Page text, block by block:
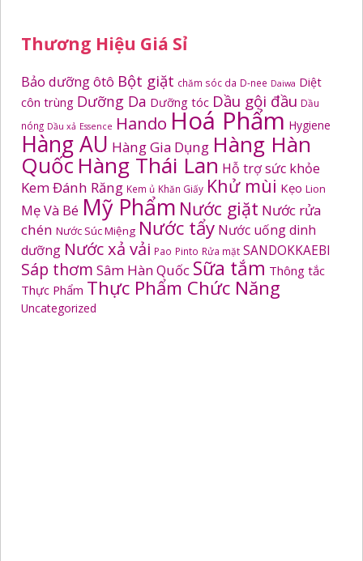
Thương Hiệu Giá Sỉ
Bảo dưỡng ôtô Bột giặt chăm sóc da D-nee Daiwa Diệt
côn trùng Dưỡng Da Dưỡng tóc Dầu gội đầu Dầu
nóng Dầu xả Essence Hando Hoá Phẩm Hygiene
Hàng AU Hàng Gia Dụng Hàng Hàn
Quốc Hàng Thái Lan Hỗ trợ sức khỏe
Kem Đánh Răng Kem ủ Khăn Giấy Khử mùi Kẹo Lion
Mẹ Và Bé Mỹ Phẩm Nước giặt Nước rửa
chén Nước Súc Miệng Nước tẩy Nước uống dinh
dưỡng Nước xả vải Pao Pinto Rửa mặt SANDOKKAEBI
Sáp thơm Sâm Hàn Quốc Sữa tắm Thông tắc
Thực Phẩm Thực Phẩm Chức Năng
Uncategorized